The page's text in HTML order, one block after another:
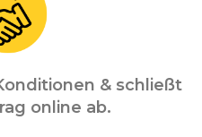
& schließt
online ab.